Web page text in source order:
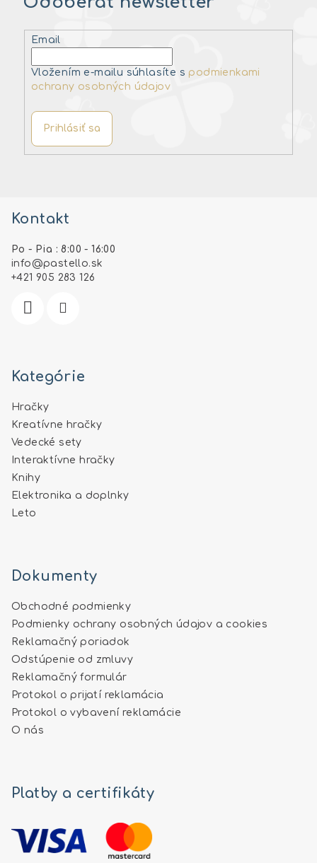
Email
Vložením e-mailu súhlasíte s podmienkami
ochrany osobných údajov
Prihlásiť sa
Kontakt
Po - Pia : 8:00 - 16:00
info @pastello.sk
+421 905 283 126
Kategórie
Hračky
Kreatívne hračky
Vedecké sety
Interaktívne hračky
Knihy
Elektronika a doplnky
Leto
Dokumenty
Obchodné podmienky
Podmienky ochrany osobných údajov a cookies
Reklamačný poriadok
Odstúpenie od zmluvy
Reklamačný formulár
Protokol o prijatí reklamácia
Protokol o vybavení reklamácie
O nás
Platby a certifikáty